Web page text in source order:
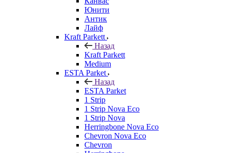
Юнити
Антик
Лайф
Kraft Parkett
Назад
Kraft Parkett
Medium
ESTA Parket
Назад
ESTA Parket
1 Strip
1 Strip Nova Eco
1 Strip Nova
Herringbone Nova Eco
Chevron Nova Eco
Chevron